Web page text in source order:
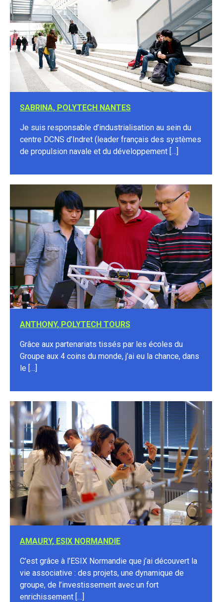
SABRINA, POLYTECH NANTES
Je suis responsable d’industrialisation au sein du
centre DCNS d’Indret (leader français des systèmes
de propulsion navale et du développement […]
ANTHONY, POLYTECH TOURS
Grâce aux partenariats tissés par les écoles du
Groupe aux 4 coins du monde, j’ai eu la chance, dans
le […]
AMAURY, ESIX NORMANDIE
C’est grâce à l’ESIX Normandie que j’ai découvert la
vie associative : des projets, une dynamique de
groupe, de l’investissement avec un fort
enrichissement […]